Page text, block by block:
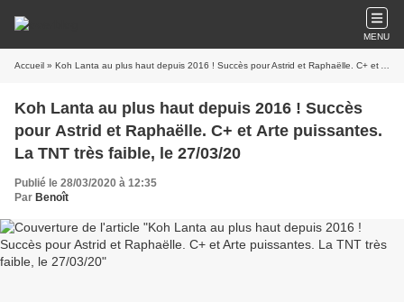
MENU
Accueil » Koh Lanta au plus haut depuis 2016 ! Succès pour Astrid et Raphaëlle. C+ et Arte puissantes. La TNT très faible, le 27/03/20
Koh Lanta au plus haut depuis 2016 ! Succès
pour Astrid et Raphaëlle. C+ et Arte puissantes.
La TNT très faible, le 27/03/20
Publié le 28/03/2020 à 12:35
Par Benoît